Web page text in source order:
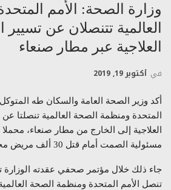
وزارة الصحة: الأمم
العالمية تتنصلان عن تسيير
العلاجية عبر مطار صنعاء
في أكتوبر 19, 2019
أكد وزير الصحة العامة والسكان طه
المتحدة ومنظمة الصحة العالمية تنصلتا عن
العلاجية إلى الخارج من مطار صنعاء،
مسئولية الصمت أمام قتل 30 ألف مريض محتاج للعلاج في الخارج.
جاء ذلك خلال مؤتمر صحفي عقدته الوزارة
تنصل الأمم المتحدة ومنظمة الصحة